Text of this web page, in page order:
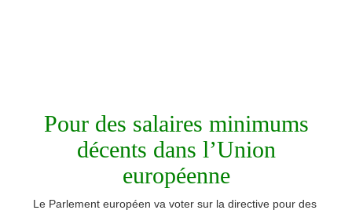
Pour des salaires minimums
décents dans l’Union
européenne
Le Parlement européen va voter sur la directive pour des